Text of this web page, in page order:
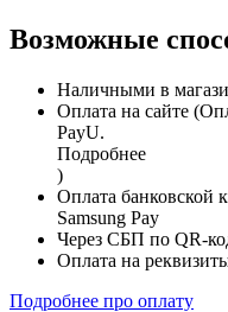
Возможные
Наличными в
Оплата на сайте
PayU.
Подробнее
)
Оплата банковской
Samsung Pay
Через СБП по QR-
Оплата на
Подробнее про оплату